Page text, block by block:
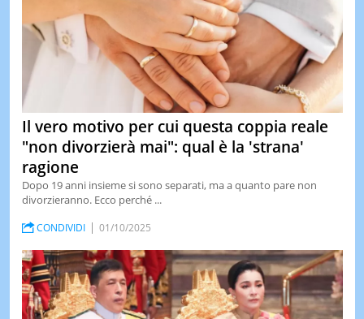
Il vero motivo per cui questa coppia reale
"non divorzierà mai": qual è la 'strana'
ragione
Dopo 19 anni insieme si sono separati, ma a quanto pare non
divorzieranno. Ecco perché ...
CONDIVIDI 01/10/2025